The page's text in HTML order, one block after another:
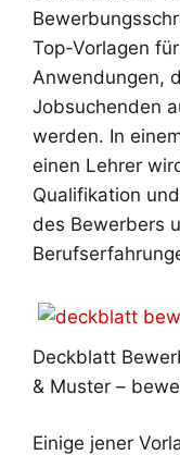
Top-Vorlagen
Anwendungen,
Jobsuchenden
werden. In
einen Lehrer
Qualifikation
des Bewerbers
Deckblatt
& Muster –
Einige jener